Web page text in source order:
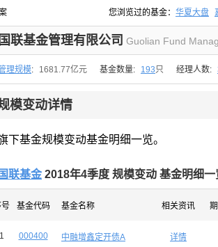
您浏览过的基金： 华夏大盘
易方达上证中盘ETF联接A
国联基金管理有限公司 Guolian Fund
理规模: 1681.77亿元 基金数量: 193只 经理人数:
模变动详情
下基金规模变动基金明细一览。
国联基金 2018年4季度 规模变动 基金明细一
基金代码 基金名称 相关资讯
1 000400 中融增鑫定开债A 详情